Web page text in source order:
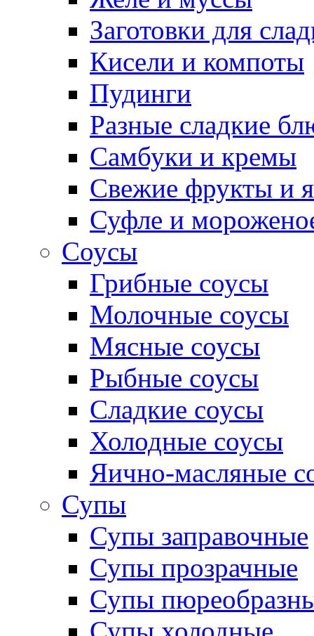
Заготовки для
Кисели и компоты
Пудинги
Разные сладкие
Самбуки и кремы
Свежие фрукты и
Суфле и
Соусы
Грибные соусы
Молочные соусы
Мясные соусы
Рыбные соусы
Сладкие соусы
Холодные соусы
Яично-масляные
Супы
Супы заправочные
Супы прозрачные
Супы